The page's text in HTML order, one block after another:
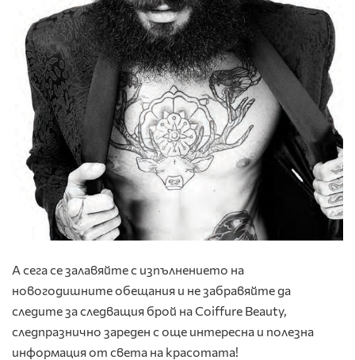
А сега се залавяйте с изпълнението на
новогодишните обещания и не забравяйте да
следите за следващия брой на Coiffure Beauty,
следпразнично зареден с още интересна и полезна
информация от света на красотата!